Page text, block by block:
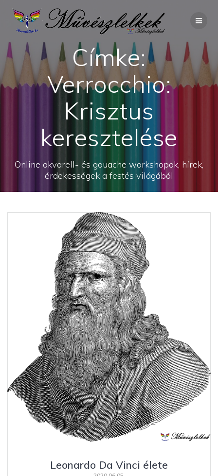
content
Címke:
Verrocchio:
Krisztus
keresztelése
Online akvarell- és gouache workshopok, hírek,
érdekességek a festés világából
Leonardo Da Vinci élete